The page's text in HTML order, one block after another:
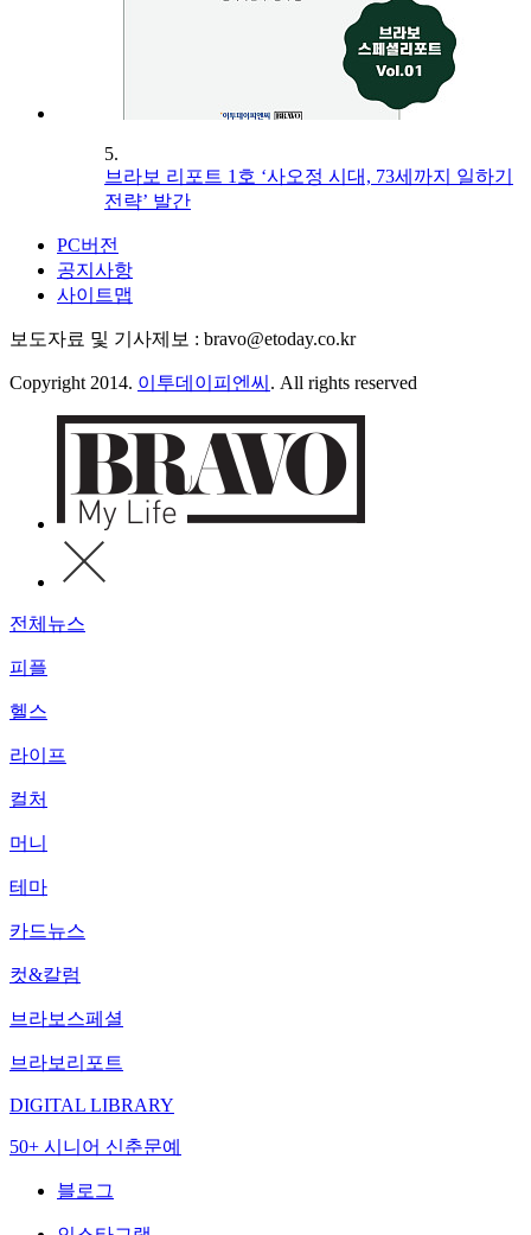
5.
브라보 리포트 1호 ‘사오정 시대, 73세까지 일하기
전략’ 발간
PC버전
공지사항
사이트맵
보도자료 및 기사제보 : bravo@etoday.co.kr
Copyright 2014. 이투데이피엔씨 . All rights reserved
전체뉴스
피플
헬스
라이프
컬처
머니
테마
카드뉴스
컷&칼럼
브라보스페셜
브라보리포트
DIGITAL LIBRARY
50+ 시니어 신춘문예
블로그